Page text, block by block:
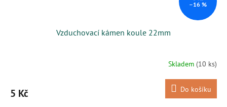
–16 %
Vzduchovací kámen koule 22mm
Skladem (10 ks)
5 Kč Do košíku